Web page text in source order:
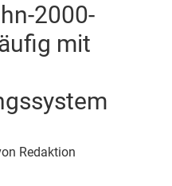
2000-
mit
Redaktion